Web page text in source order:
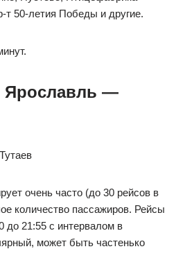
50-летия Победы и другие.
Ярославль —
очень часто (до 30 рейсов в
количество пассажиров. Рейсы
до 21:55 с интервалом в
может быть частенько